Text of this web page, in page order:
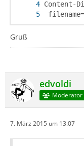
Gruß
edvoldi
Moderator
7. März 2015 um 13:07